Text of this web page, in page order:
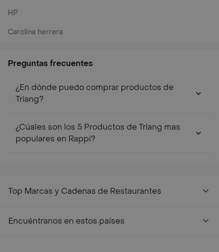
Xbox one
Pilatos
Diesel
Sony
Coco
Invicta
Planeta